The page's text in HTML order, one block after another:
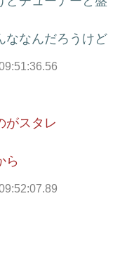
ななんだろうけど
がスタレ
ら